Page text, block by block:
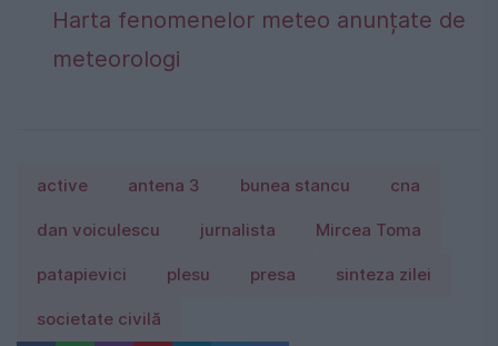
Harta fenomenelor meteo anunțate de
meteorologi
active antena 3 bunea stancu cna
dan voiculescu jurnalista Mircea Toma
patapievici plesu presa sinteza zilei
societate civilă